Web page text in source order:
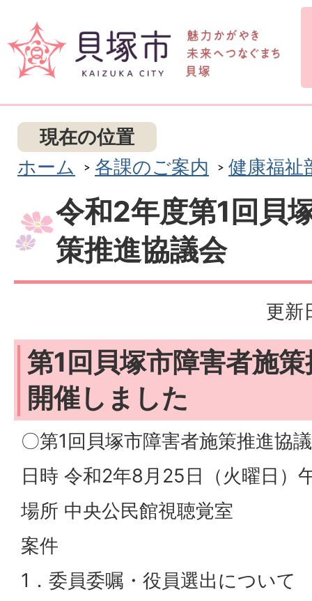
現在の位置
ホーム
各課のご案内 健康福祉
令和2年度第1回貝
策推進協議会
更新
第1回貝塚市障害者施
開催しました
〇第1回貝塚市障害者施策推進協
日時 令和2年8月25日（火曜日）
場所 中央公民館視聴覚室
案件
1．委員委嘱・役員選出について